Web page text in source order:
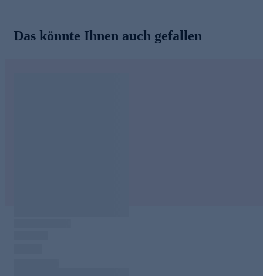
Das könnte Ihnen auch gefallen